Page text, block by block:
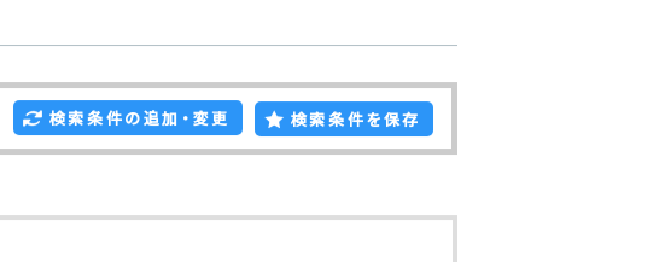
検索条件の追加・変更 検索条件を保存